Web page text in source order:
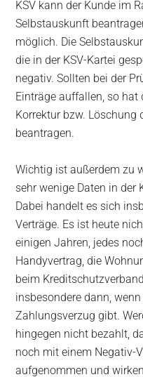
KSV kann der Kunde im
Selbstauskunft
möglich. Die
die in der KSV-Kartei
negativ. Sollten bei der
Einträge auffallen, so hat
Korrektur bzw. Löschung
beantragen.
Wichtig ist außerdem zu
sehr wenige Daten in der
Dabei handelt es sich
Verträge. Es ist heute
einigen Jahren, jedes
Handyvertrag, die
beim
insbesondere dann,
Zahlungsverzug gibt.
hingegen nicht bezahlt,
noch mit einem Negativ-
aufgenommen und